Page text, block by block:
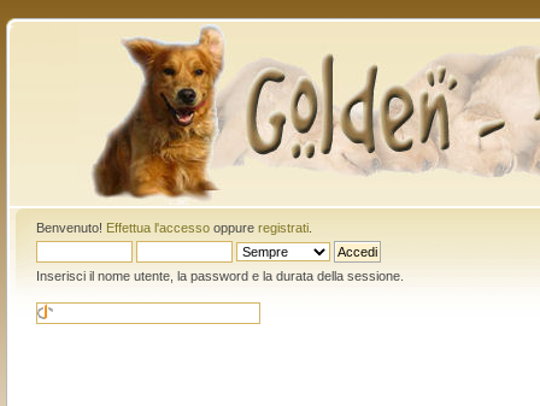
Benvenuto! Effettua l'accessooppure registrati.
Inserisci il nome utente, la password e la durata della sessione.